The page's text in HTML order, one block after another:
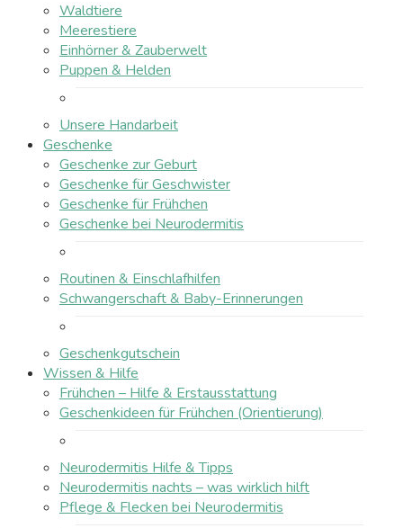
Waldtiere
Meerestiere
Einhörner & Zauberwelt
Puppen & Helden
Unsere Handarbeit
Geschenke
Geschenke zur Geburt
Geschenke für Geschwister
Geschenke für Frühchen
Geschenke bei Neurodermitis
Routinen & Einschlafhilfen
Schwangerschaft & Baby-Erinnerungen
Geschenkgutschein
Wissen & Hilfe
Frühchen – Hilfe & Erstausstattung
Geschenkideen für Frühchen (Orientierung)
Neurodermitis Hilfe & Tipps
Neurodermitis nachts – was wirklich hilft
Pflege & Flecken bei Neurodermitis